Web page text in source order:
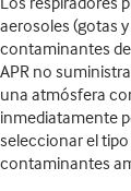
aerosoles (gotas
contaminantes
APR no
una atmósfera
inmediatamente
seleccionar el
contaminantes